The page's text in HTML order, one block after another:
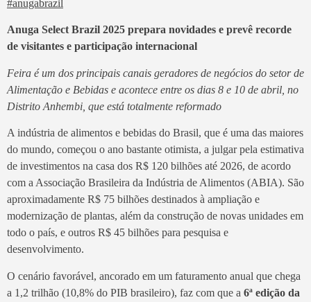
#anugabrazil
Anuga Select Brazil 2025 prepara novidades e prevê recorde
de visitantes e participação internacional
Feira é um dos principais canais geradores de negócios do setor de
Alimentação e Bebidas e acontece entre os dias 8 e 10 de abril, no
Distrito Anhembi, que está totalmente reformado
A indústria de alimentos e bebidas do Brasil, que é uma das maiores
do mundo, começou o ano bastante otimista, a julgar pela estimativa
de investimentos na casa dos R$ 120 bilhões até 2026, de acordo
com a Associação Brasileira da Indústria de Alimentos (ABIA). São
aproximadamente R$ 75 bilhões destinados à ampliação e
modernização de plantas, além da construção de novas unidades em
todo o país, e outros R$ 45 bilhões para pesquisa e
desenvolvimento.
O cenário favorável, ancorado em um faturamento anual que chega
a 1,2 trilhão (10,8% do PIB brasileiro), faz com que a 6ª edição da